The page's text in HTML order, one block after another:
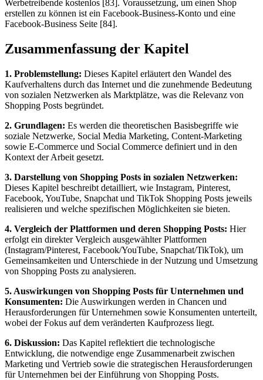
Werbetreibende kostenlos [83]. Voraussetzung, um einen Shop
erstellen zu können ist ein Facebook-Business-Konto und eine
Facebook-Business Seite [84].
Zusammenfassung der Kapitel
1. Problemstellung: Dieses Kapitel erläutert den Wandel des
Kaufverhaltens durch das Internet und die zunehmende Bedeutung
von sozialen Netzwerken als Marktplätze, was die Relevanz von
Shopping Posts begründet.
2. Grundlagen: Es werden die theoretischen Basisbegriffe wie
soziale Netzwerke, Social Media Marketing, Content-Marketing
sowie E-Commerce und Social Commerce definiert und in den
Kontext der Arbeit gesetzt.
3. Darstellung von Shopping Posts in sozialen Netzwerken:
Dieses Kapitel beschreibt detailliert, wie Instagram, Pinterest,
Facebook, YouTube, Snapchat und TikTok Shopping Posts jeweils
realisieren und welche spezifischen Möglichkeiten sie bieten.
4. Vergleich der Plattformen und deren Shopping Posts: Hier
erfolgt ein direkter Vergleich ausgewählter Plattformen
(Instagram/Pinterest, Facebook/YouTube, Snapchat/TikTok), um
Gemeinsamkeiten und Unterschiede in der Nutzung und Umsetzung
von Shopping Posts zu analysieren.
5. Auswirkungen von Shopping Posts für Unternehmen und
Konsumenten: Die Auswirkungen werden in Chancen und
Herausforderungen für Unternehmen sowie Konsumenten unterteilt,
wobei der Fokus auf dem veränderten Kaufprozess liegt.
6. Diskussion: Das Kapitel reflektiert die technologische
Entwicklung, die notwendige enge Zusammenarbeit zwischen
Marketing und Vertrieb sowie die strategischen Herausforderungen
für Unternehmen bei der Einführung von Shopping Posts.